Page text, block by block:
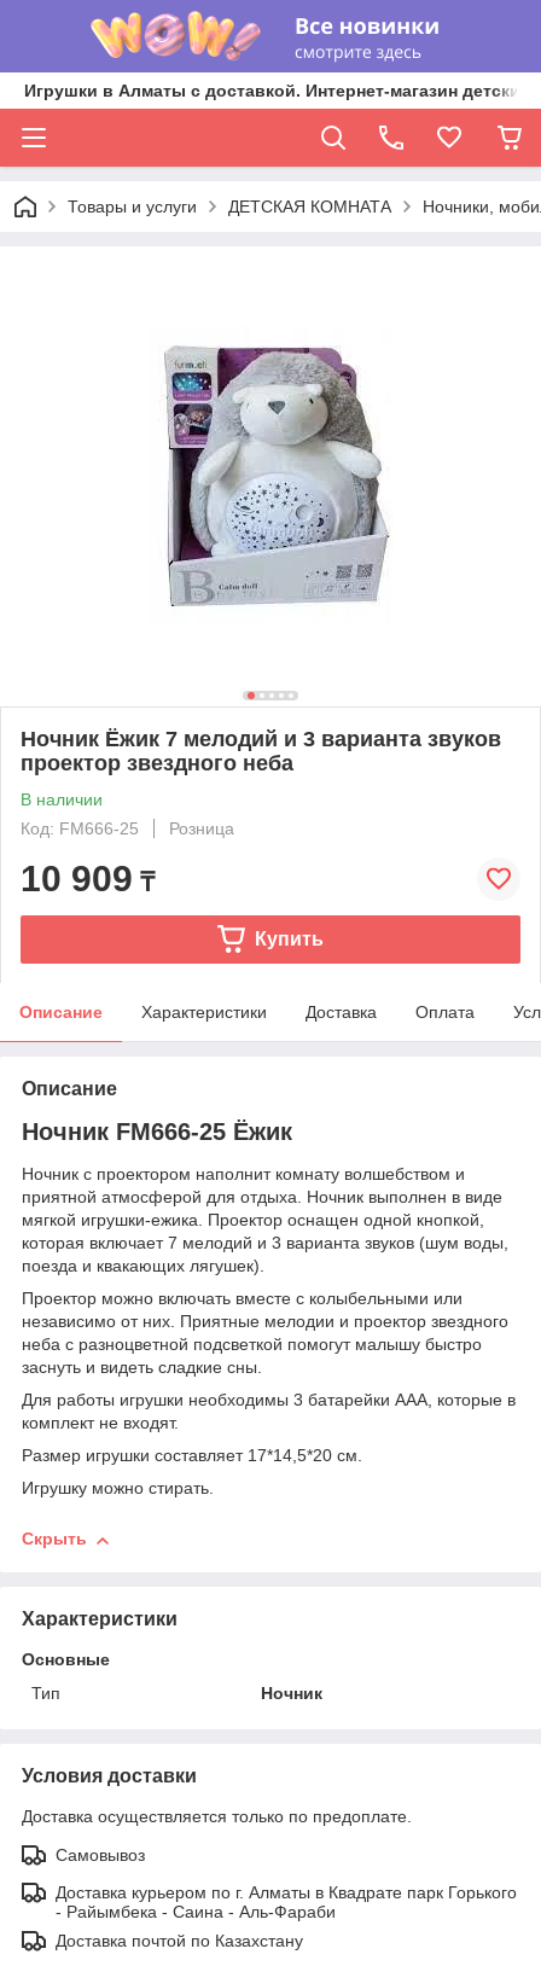
Игрушки в Алматы с доставкой. Интернет-магазин
Товары и услуги ДЕТСКАЯ КОМНАТА Ночники,
Ночник Ёжик 7 мелодий и 3 варианта звуков
проектор звездного неба
В наличии
Код: FM666-25
Розница
10 909 ₸
Купить
Описание Характеристики Доставка Оплата
Описание
Ночник FM666-25 Ёжик
Ночник с проектором наполнит комнату волшебством и
приятной атмосферой для отдыха. Ночник выполнен в виде
мягкой игрушки-ежика. Проектор оснащен одной кнопкой,
которая включает 7 мелодий и 3 варианта звуков (шум воды,
поезда и квакающих лягушек).
Проектор можно включать вместе с колыбельными или
независимо от них. Приятные мелодии и проектор звездного
неба с разноцветной подсветкой помогут малышу быстро
заснуть и видеть сладкие сны.
Для работы игрушки необходимы 3 батарейки ААА, которые в
комплект не входят.
Размер игрушки составляет 17*14,5*20 см.
Игрушку можно стирать.
Скрыть
Характеристики
Основные
Тип
Ночник
Условия доставки
Доставка осуществляется только по предоплате.
Самовывоз
Доставка курьером по г. Алматы в Квадрате парк Горького
- Райымбека - Саина - Аль-Фараби
Доставка почтой по Казахстану